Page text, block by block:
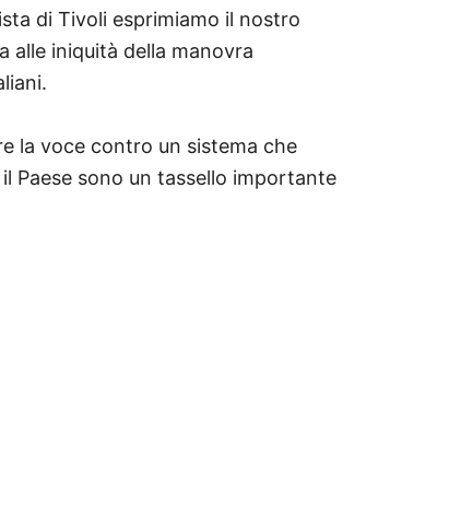
di Tivoli esprimiamo il nostro
alle iniquità della manovra
la voce contro un sistema che
Paese sono un tassello importante